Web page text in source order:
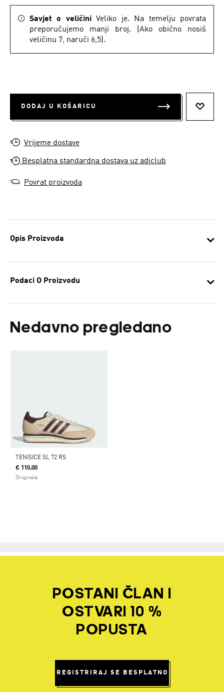
Opis Proizvoda
Podaci O Proizvodu
Nedavno pregledano
TENISICE SL 72 RS
€ 110.00
Originals
Savjet o veličiniVeliko je. Na temelju povrata
preporučujemo manji broj. (Ako obično nosiš
veličinu 7, naruči 6,5).
DODAJ U KOŠARICU
Vrijeme dostave
Besplatna standardna dostava uz adiclub
Povrat proizvoda
POSTANI ČLAN I
OSTVARI 10 %
POPUSTA
REGISTRIRAJ SE BESPLATNO